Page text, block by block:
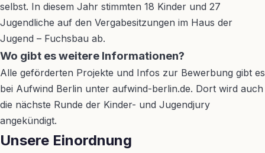
selbst. In diesem Jahr stimmten 18 Kinder und 27
Jugendliche auf den Vergabesitzungen im Haus der
Jugend – Fuchsbau ab.
Wo gibt es weitere Informationen?
Alle geförderten Projekte und Infos zur Bewerbung gibt es
bei Aufwind Berlin unter aufwind-berlin.de. Dort wird auch
die nächste Runde der Kinder- und Jugendjury
angekündigt.
Unsere Einordnung